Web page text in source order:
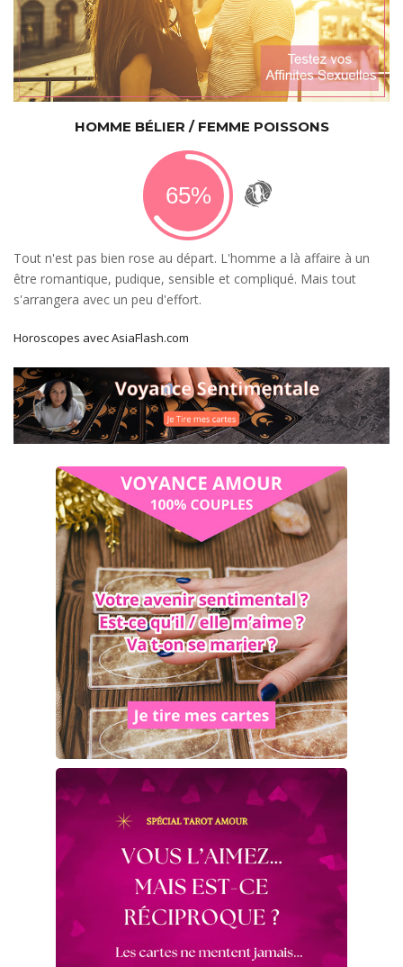
HOMME BÉLIER / FEMME POISSONS
Tout n'est pas bien rose au départ. L'homme a là affaire à un
être romantique, pudique, sensible et compliqué. Mais tout
s'arrangera avec un peu d'effort.
Horoscopes avec AsiaFlash.com